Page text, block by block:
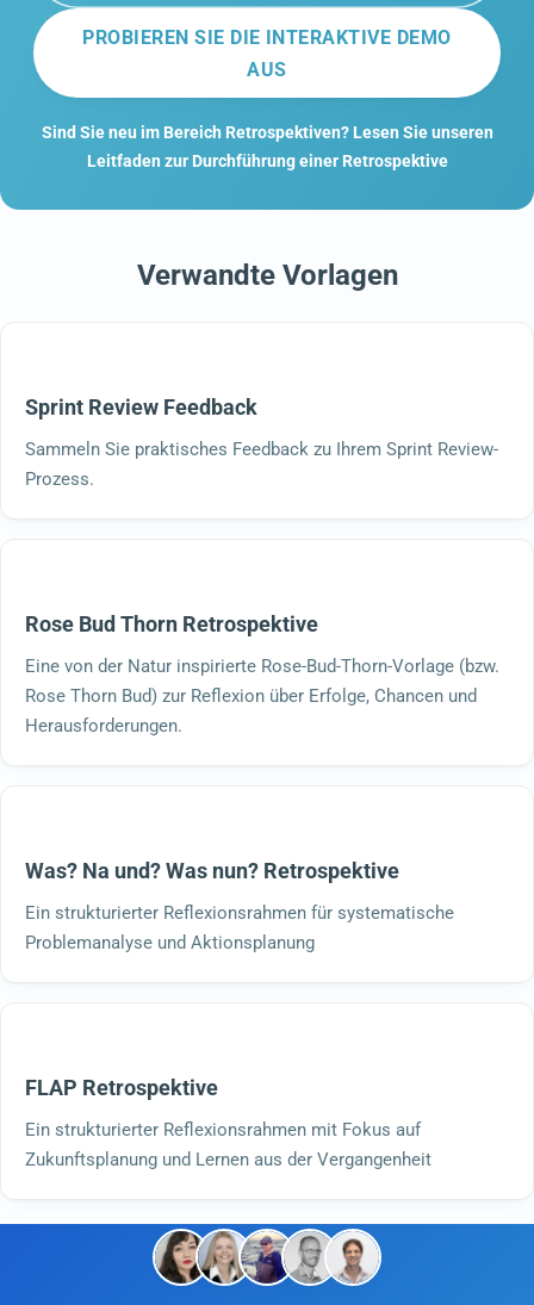
PROBIEREN SIE DIE INTERAKTIVE DEMO
AUS
Sind Sie neu im Bereich Retrospektiven? Lesen Sie unseren
Leitfaden zur Durchführung einer Retrospektive
Verwandte Vorlagen
Sprint Review Feedback
Sammeln Sie praktisches Feedback zu Ihrem Sprint Review-
Prozess.
Rose Bud Thorn Retrospektive
Eine von der Natur inspirierte Rose-Bud-Thorn-Vorlage (bzw.
Rose Thorn Bud) zur Reflexion über Erfolge, Chancen und
Herausforderungen.
Was? Na und? Was nun? Retrospektive
Ein strukturierter Reflexionsrahmen für systematische
Problemanalyse und Aktionsplanung
FLAP Retrospektive
Ein strukturierter Reflexionsrahmen mit Fokus auf
Zukunftsplanung und Lernen aus der Vergangenheit